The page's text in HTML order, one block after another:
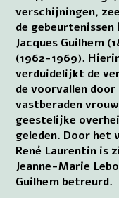
verschijningen,
de
Jacques Guilhem
(1962-1969).
verduidelijkt de
de voorvallen
vastberaden
geestelijke
geleden. Door het
René Laurentin is
Jeanne-Marie
Guilhem betreurd.